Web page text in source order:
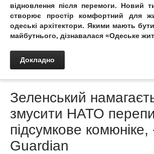
відновлення після перемоги. Новий
створює простір комфортний для
одеські архітектори. Якими мають бути
майбутнього, дізнавалася «Одеське
Докладно
Зеленський
змусити НАТО
підсумкове
Guardian